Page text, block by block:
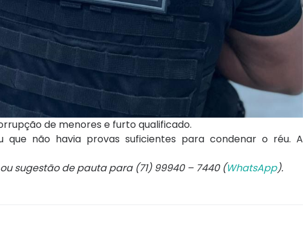
de menores e furto qualificado.
que não havia provas suficientes para condenar o réu. A
sugestão de pauta para (71) 99940 – 7440 (WhatsApp).